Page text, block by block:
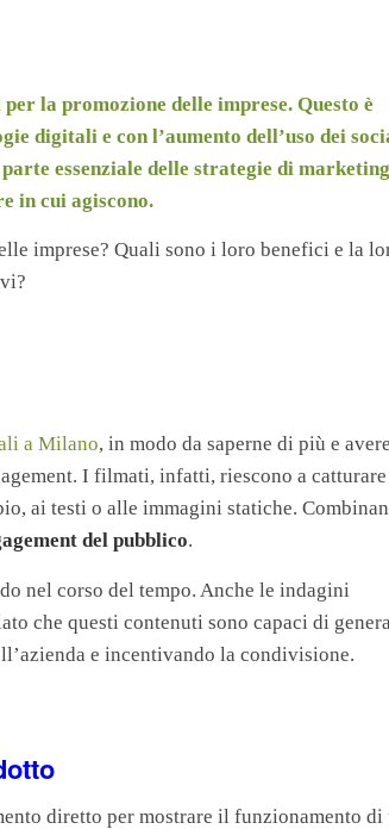
la promozione delle imprese. Questo è
digitali e con l’aumento dell’uso dei
essenziale delle strategie di
in cui agiscono.
imprese? Quali sono i loro benefici e la
a Milano, in modo da saperne di più e avere
I filmati, infatti, riescono a catturare
ai testi o alle immagini statiche.
del pubblico.
nel corso del tempo. Anche le indagini
che questi contenuti sono capaci di
e incentivando la condivisione.
diretto per mostrare il funzionamento di